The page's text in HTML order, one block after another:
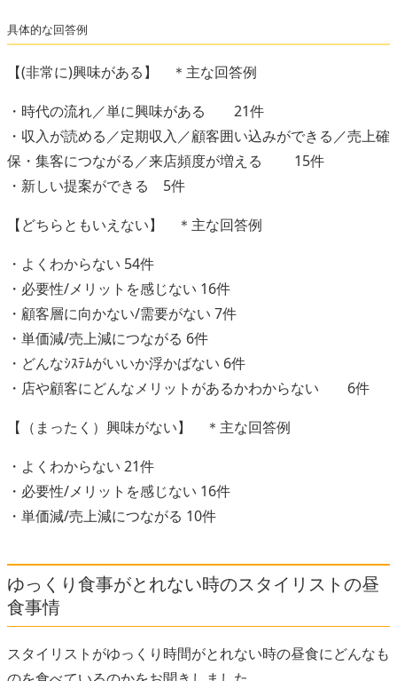
具体的な回答例
【(非常に)興味がある】 ＊主な回答例
・時代の流れ／単に興味がある 21件
・収入が読める／定期収入／顧客囲い込みができる／売上確
保・集客につながる／来店頻度が増える 15件
・新しい提案ができる 5件
【どちらともいえない】 ＊主な回答例
・よくわからない 54件
・必要性/メリットを感じない 16件
・顧客層に向かない/需要がない 7件
・単価減/売上減につながる 6件
・どんなｼｽﾃﾑがいいか浮かばない 6件
・店や顧客にどんなメリットがあるかわからない 6件
【（まったく）興味がない】 ＊主な回答例
・よくわからない 21件
・必要性/メリットを感じない 16件
・単価減/売上減につながる 10件
ゆっくり食事がとれない時のスタイリストの昼
食事情
スタイリストがゆっくり時間がとれない時の昼食にどんなも